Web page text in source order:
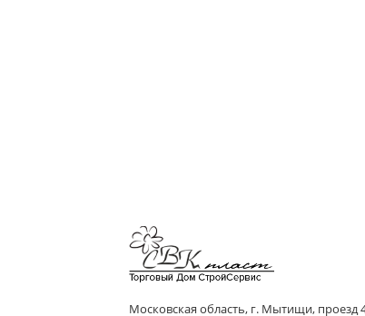
Московская область, г. Мытищи, проезд
Мы в Vkontakte
Мы в Телеграм